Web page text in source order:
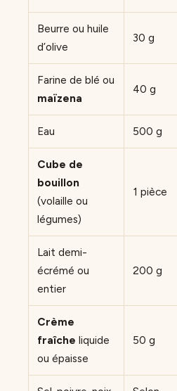
Beurre ou huile
d’olive
30 g
Farine de blé ou
maïzena
40 g
Eau 500 g
Cube de
bouillon
(volaille ou
légumes)
1 pièce
Lait demi-
écrémé ou
entier
200 g
Crème
fraîche liquide
ou épaisse
50 g